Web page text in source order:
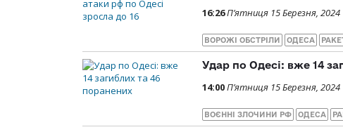
16:26П’ятниця 15 Березня, 2024
ВОРОЖІ ОБСТРІЛИ ОДЕСА
Удар по Одесі: вже 14
14:00П’ятниця 15 Березня, 2024
ВОЄННІ ЗЛОЧИНИ РФ ОДЕСА